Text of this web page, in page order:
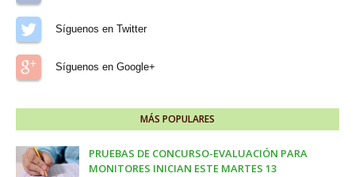
Síguenos en Twitter
Síguenos en Google+
MÁS POPULARES
PRUEBAS DE CONCURSO-EVALUACIÓN PARA
MONITORES INICIAN ESTE MARTES 13